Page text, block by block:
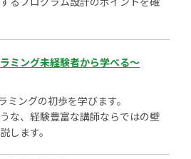
ミング未経験者から学べる～
ミングの初歩を学びます。
な、経験豊富な講師ならではの壁
します。